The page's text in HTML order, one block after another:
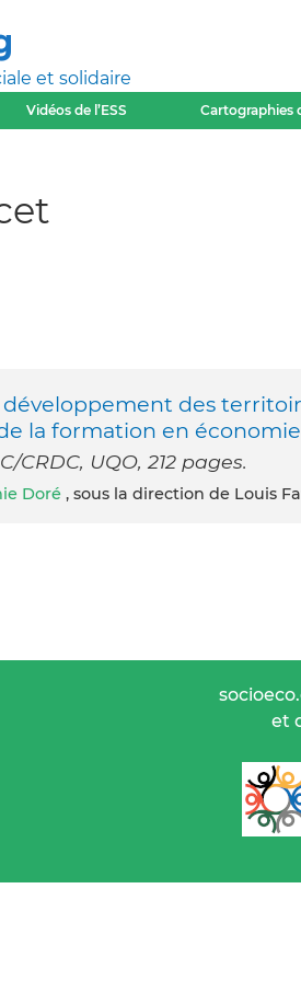
et solidaire
Vidéos de l’ESS Cartographies
des
la formation en économie
CRDC, UQO, 212 pages.
Doré , sous la direction de Louis
et